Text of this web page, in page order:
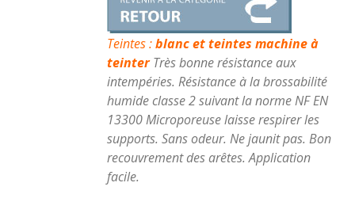
Teintes :blanc et teintes machine à
teinter Très bonne résistance aux
intempéries. Résistance à la brossabilité
humide classe 2 suivant la norme NF EN
13300 Microporeuse laisse respirer les
supports. Sans odeur. Ne jaunit pas. Bon
recouvrement des arêtes. Application
facile.